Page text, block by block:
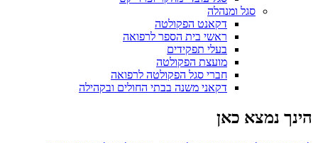
סגל ומנהלה
דקאנט הפקולטה
ראשי בית הספר לרפואה
בעלי תפקידים
מועצת הפקולטה
חברי סגל הפקולטה לרפואה
דקאני משנה בבתי החולים ובקהילה
הינך נמצא כאן